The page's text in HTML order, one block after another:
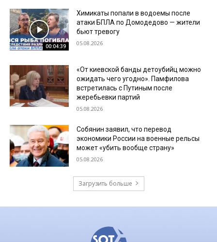
00:04:39
Химикаты попали в водоемы после
атаки БПЛА по Домодедово — жители
бьют тревогу
05.08.2026
«От киевской банды детоубийц можно
ожидать чего угодно». Памфилова
встретилась с Путиным после
жеребьевки партий
05.08.2026
Собянин заявил, что перевод
экономики России на военные рельсы
может «убить вообще страну»
05.08.2026
Загрузить больше